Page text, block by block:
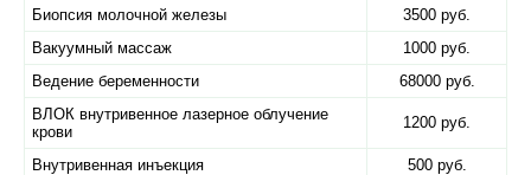
Биопсия молочной железы
3500 руб.
Вакуумный массаж
1000 руб.
Ведение беременности
68000 руб.
ВЛОК внутривенное лазерное облучение
крови
1200 руб.
Внутривенная инъекция
500 руб.